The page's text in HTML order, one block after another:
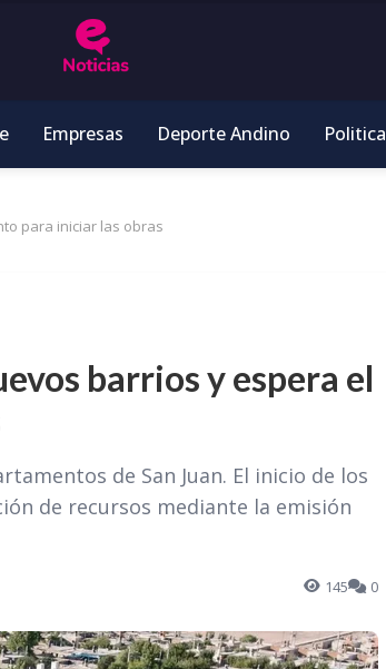
Empresas Deporte Andino Politica
para iniciar las obras
barrios y espera el
de San Juan. El inicio de los
de recursos mediante la emisión
145 0